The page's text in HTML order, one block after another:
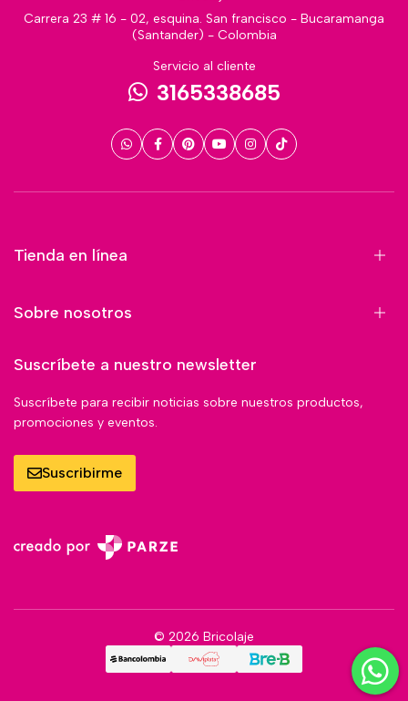
Carrera 23 # 16 - 02, esquina. San francisco - Bucaramanga
(Santander) - Colombia
Servicio al cliente
3165338685
Tienda en línea
Sobre nosotros
Suscríbete a nuestro newsletter
Suscríbete para recibir noticias sobre nuestros productos,
promociones y eventos.
Suscribirme
© 2026 Bricolaje